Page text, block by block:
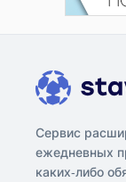
Сервис
ежедневных
каких-либо